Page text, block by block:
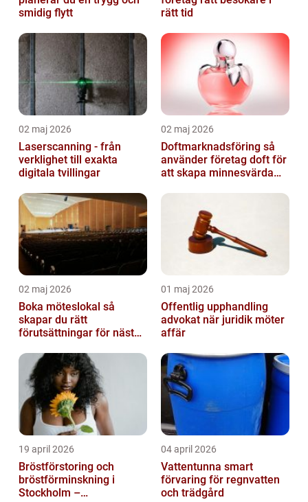
smidig flytt
rätt tid
02 maj 2026
Laserscanning - från
verklighet till exakta
digitala tvillingar
02 maj 2026
Doftmarknadsföring så
använder företag doft för
att skapa minnesvärda
02 maj 2026
Boka möteslokal så
skapar du rätt
förutsättningar för nästa
01 maj 2026
Offentlig upphandling
advokat när juridik möter
affär
19 april 2026
Bröstförstoring och
bröstförminskning i
Stockholm –
04 april 2026
Vattentunna smart
förvaring för regnvatten
och trädgård